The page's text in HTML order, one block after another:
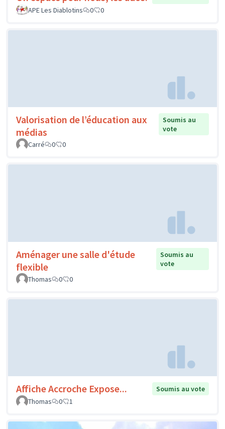
APE Les Diablotins
0 0
Valorisation de l’éducation aux
médias
Soumis au
vote
Carré
0 0
Aménager une salle d'étude
flexible
Soumis au
vote
Thomas
0 0
Affiche Accroche Expose...
Soumis au vote
Thomas
0 1